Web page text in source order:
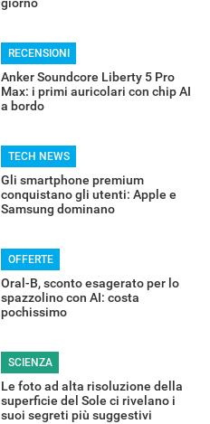
RECENSIONI
Anker Soundcore Liberty 5 Pro
Max: i primi auricolari con chip AI
a bordo
TECH NEWS
Gli smartphone premium
conquistano gli utenti: Apple e
Samsung dominano
OFFERTE
Oral-B, sconto esagerato per lo
spazzolino con AI: costa
pochissimo
SCIENZA
Le foto ad alta risoluzione della
superficie del Sole ci rivelano i
suoi segreti più suggestivi